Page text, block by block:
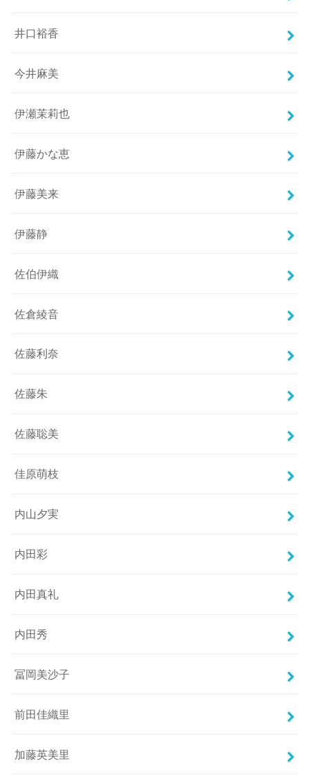
井口裕香
今井麻美
伊瀬茉莉也
伊藤かな恵
伊藤美来
伊藤静
佐伯伊織
佐倉綾音
佐藤利奈
佐藤朱
佐藤聡美
佳原萌枝
内山夕実
内田彩
内田真礼
内田秀
冨岡美沙子
前田佳織里
加藤英美里